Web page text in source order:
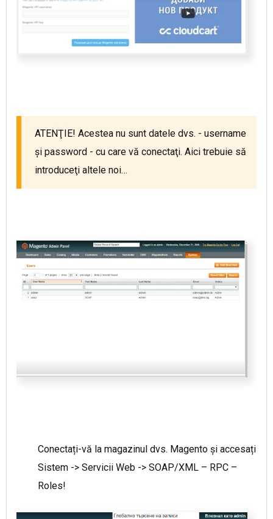
ATENŢIE! Acestea nu sunt datele dvs. - username
și password - cu care vă conectaţi. Aici trebuie să
introduceţi altele noi…
Conectați-vă la magazinul dvs. Magento și accesați
Sistem -> Servicii Web -> SOAP/XML – RPC –
Roles!